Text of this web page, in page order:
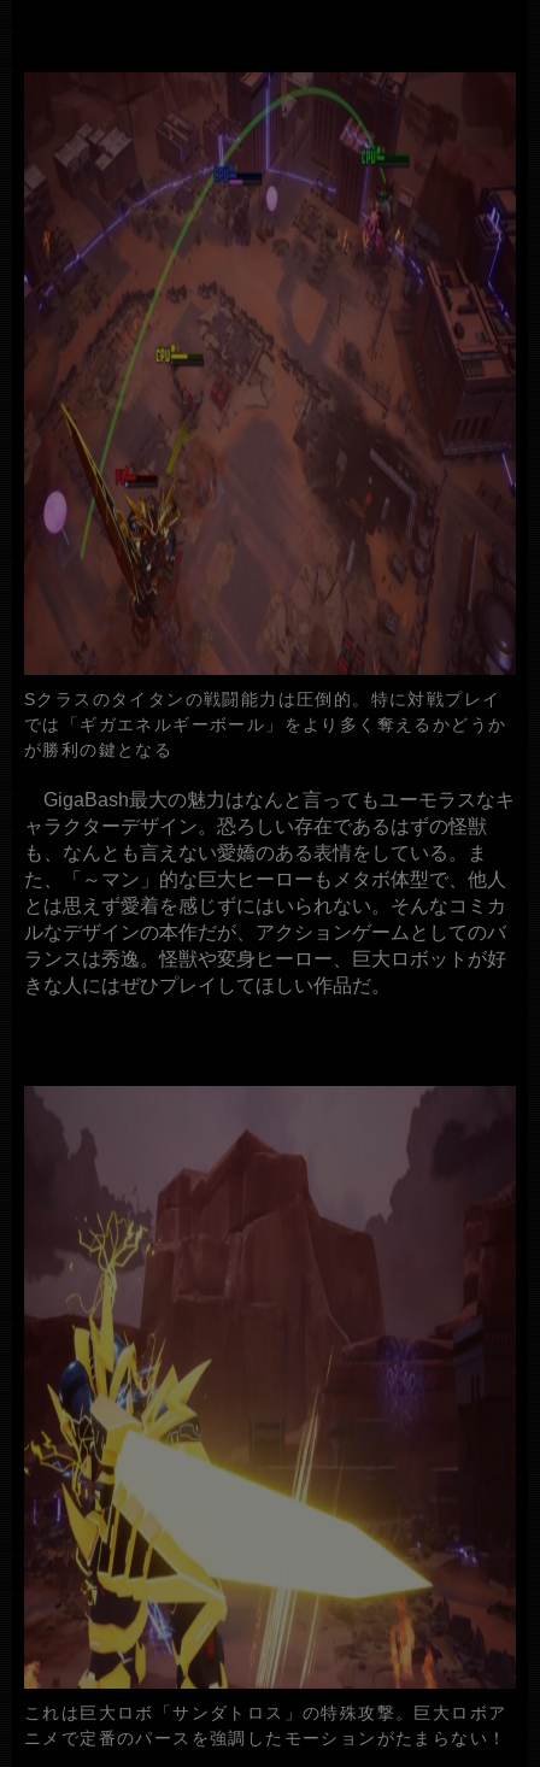
Sクラスのタイタンの戦闘能力は圧倒的。特に対戦プレイ
では「ギガエネルギーボール」をより多く奪えるかどうか
が勝利の鍵となる
GigaBash最大の魅力はなんと言ってもユーモラスなキ
ャラクターデザイン。恐ろしい存在であるはずの怪獣
も、なんとも言えない愛嬌のある表情をしている。ま
た、「～マン」的な巨大ヒーローもメタボ体型で、他人
とは思えず愛着を感じずにはいられない。そんなコミカ
ルなデザインの本作だが、アクションゲームとしてのバ
ランスは秀逸。怪獣や変身ヒーロー、巨大ロボットが好
きな人にはぜひプレイしてほしい作品だ。
これは巨大ロボ「サンダトロス」の特殊攻撃。巨大ロボア
ニメで定番のパースを強調したモーションがたまらない！